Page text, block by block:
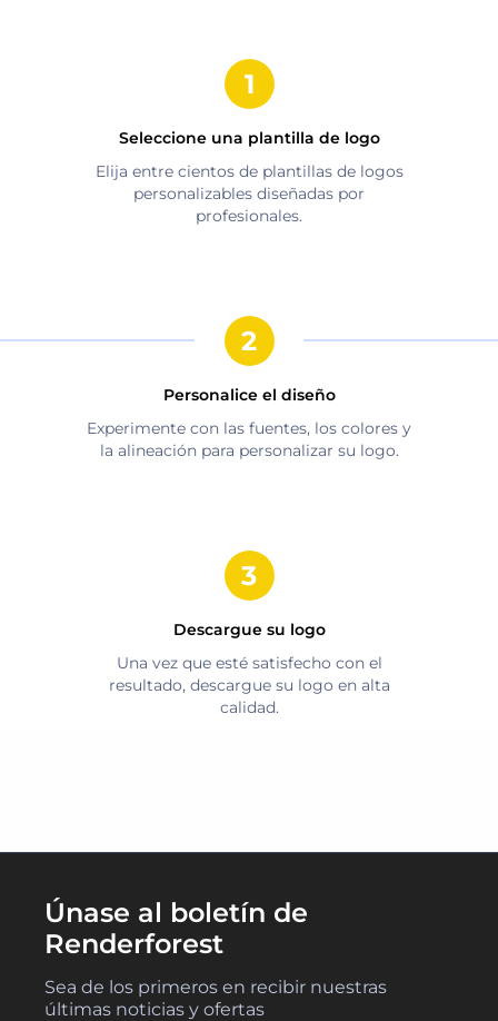
Seleccione una plantilla de logo
Elija entre cientos de plantillas de logos
personalizables diseñadas por
profesionales.
Personalice el diseño
Experimente con las fuentes, los colores y
la alineación para personalizar su logo.
Descargue su logo
Una vez que esté satisfecho con el
resultado, descargue su logo en alta
calidad.
Únase al boletín de
Renderforest
Sea de los primeros en recibir nuestras
últimas noticias y ofertas